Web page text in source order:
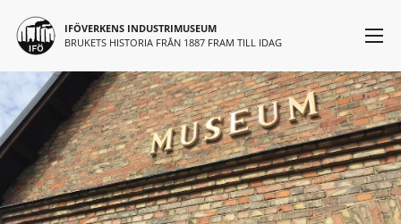
Huvudmeny
IFÖVERKENS INDUSTRIMUSEUM
BRUKETS HISTORIA FRÅN 1887 FRAM TILL IDAG